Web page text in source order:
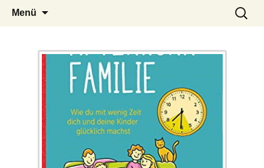
LUCKX
– das Magazin
Menü
Suchen
nach: